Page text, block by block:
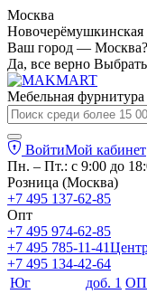
Москва
Ваш город — Москва?
Да, все верно
Мебельная фурнитура
ВойтиМой кабинет
Пн. – Пт.: с 9:00 до
Розница (Москва)
+7 495 137-62-85
Опт
+7 495 974-62-85
+7 495 785-11-41
+7 495 134-42-64
Юг
доб. 1